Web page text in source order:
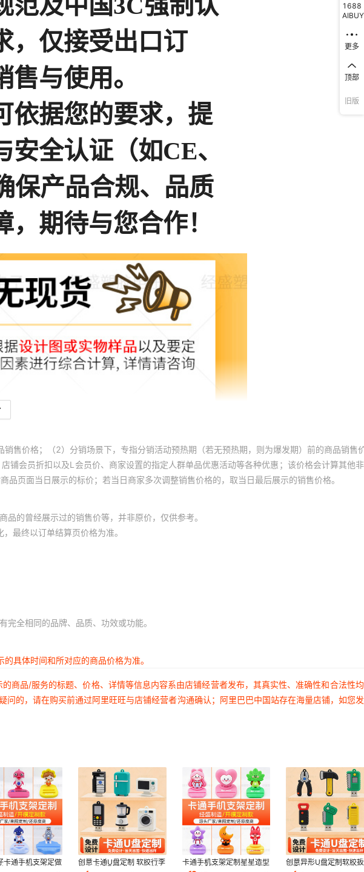
售价格；（2）分销场景下，专指分销活动预热期（若无预热期，则为爆发期）前的商品销售
会员折扣以及L会员价、商家设置的指定人群单品优惠活动等各种优惠；该价格会计算其他
页面当日展示的标价；若当日商家多次调整销售价格的，取当日最后展示的销售价格。
的曾经展示过的销售价等，并非原价，仅供参考。
最终以订单结算页价格为准。
全相同的品牌、品质、功效或功能。
具体时间和所对应的商品价格为准。
商品/服务的标题、价格、详情等信息内容系由店铺经营者发布，其真实性、准确性和合法性
的，请在购买前通过阿里旺旺与店铺经营者沟通确认；阿里巴巴中国站存在海量店铺，如您
卡通手机支架定做
桌面支撑架 文创
创意卡通U盘定制 软胶行李
箱可爱造型企业礼品订制
卡通手机支架定制星星造型
PVC软胶立体公仔桌面支架
创意异形U盘定制软胶
造型64G大容量商务礼
1688
AIBUY
更多
顶部
旧版